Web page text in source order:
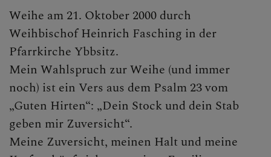
Soziales
FRIEDHOF
PFARRBLATT
Weihe am 21. Oktober 2000 durch
Weihbischof Heinrich Fasching in der
Pfarrkirche Ybbsitz.
Mein Wahlspruch zur Weihe (und immer
noch) ist ein Vers aus dem Psalm 23 vom
„Guten Hirten“: „Dein Stock und dein Stab
geben mir Zuversicht“.
Meine Zuversicht, meinen Halt und meine